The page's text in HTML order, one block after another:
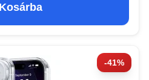
Kosárba
-41%